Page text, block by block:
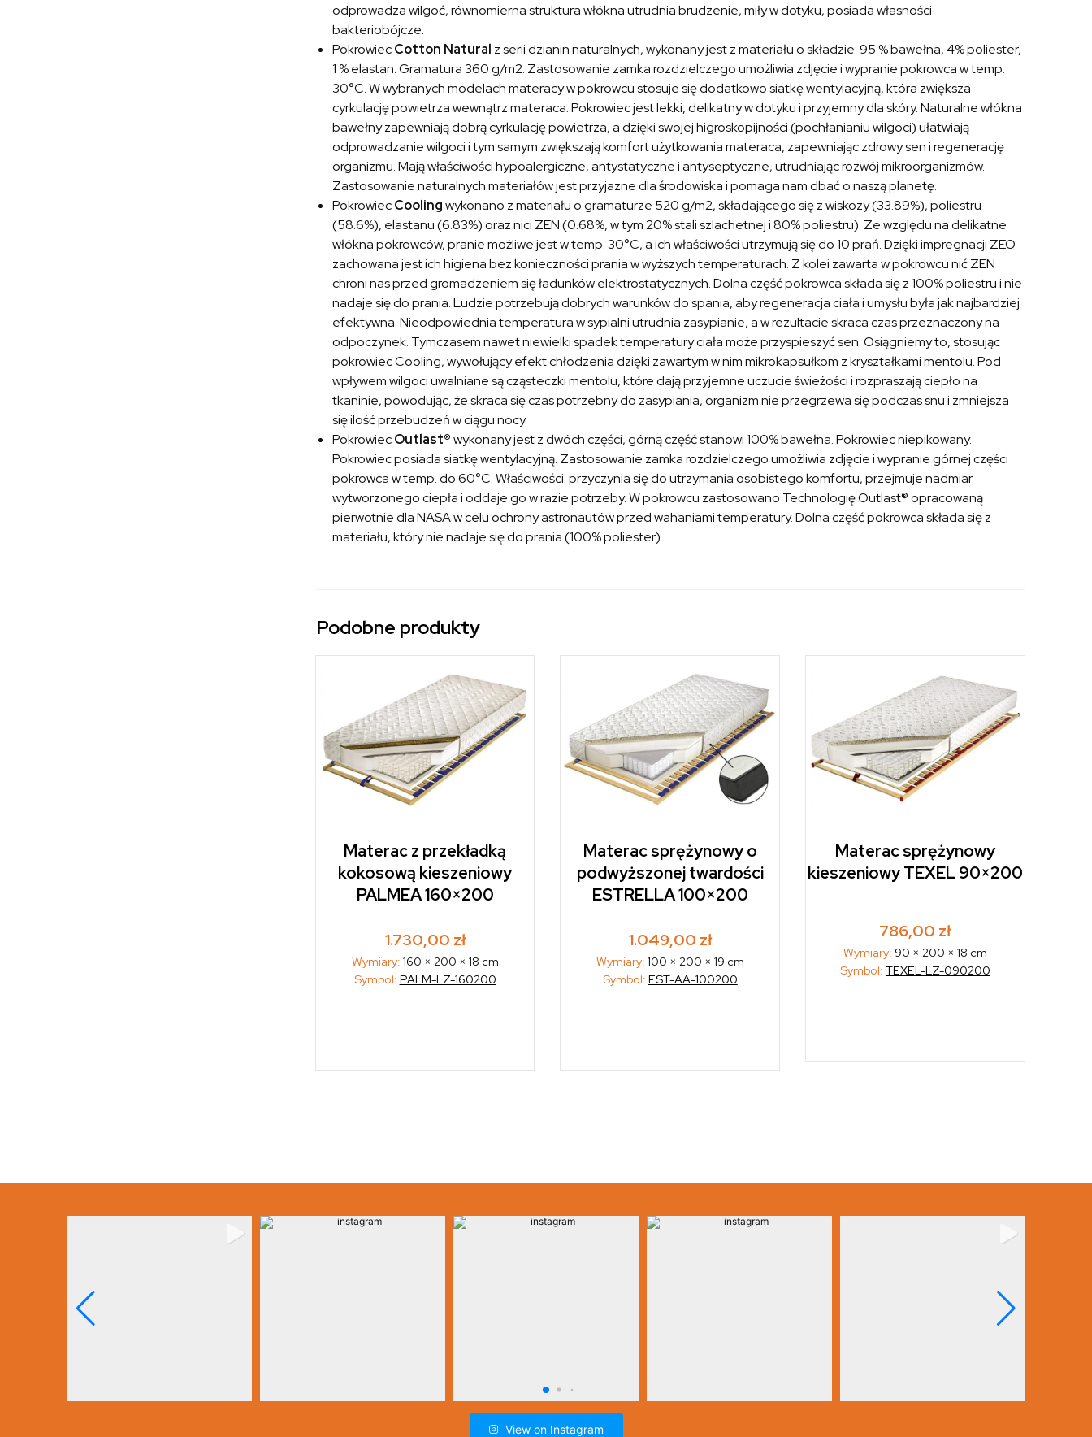
odprowadza wilgoć, równomierna struktura włókna utrudnia brudzenie, miły w dotyku, posiada własności
bakteriobójcze.
PokrowiecCotton Natural z serii dzianin naturalnych, wykonany jest z materiału o składzie: 95 % bawełna, 4% poliester,
1 % elastan. Gramatura 360 g/m2. Zastosowanie zamka rozdzielczego umożliwia zdjęcie i wypranie pokrowca w temp.
30°C. W wybranych modelach materacy w pokrowcu stosuje się dodatkowo siatkę wentylacyjną, która zwiększa
cyrkulację powietrza wewnątrz materaca. Pokrowiec jest lekki, delikatny w dotyku i przyjemny dla skóry. Naturalne włókna
bawełny zapewniają dobrą cyrkulację powietrza, a dzięki swojej higroskopijności (pochłanianiu wilgoci) ułatwiają
odprowadzanie wilgoci i tym samym zwiększają komfort użytkowania materaca, zapewniając zdrowy sen i regenerację
organizmu. Mają właściwości hypoalergiczne, antystatyczne i antyseptyczne, utrudniając rozwój mikroorganizmów.
Zastosowanie naturalnych materiałów jest przyjazne dla środowiska i pomaga nam dbać o naszą planetę.
PokrowiecCoolingwykonano z materiału o gramaturze 520 g/m2, składającego się z wiskozy (33.89%), poliestru
(58.6%), elastanu (6.83%) oraz nici ZEN (0.68%, w tym 20% stali szlachetnej i 80% poliestru). Ze względu na delikatne
włókna pokrowców, pranie możliwe jest w temp. 30°C, a ich właściwości utrzymują się do 10 prań. Dzięki impregnacji ZEO
zachowana jest ich higiena bez konieczności prania w wyższych temperaturach. Z kolei zawarta w pokrowcu nić ZEN
chroni nas przed gromadzeniem się ładunków elektrostatycznych. Dolna część pokrowca składa się z 100% poliestru i nie
nadaje się do prania. Ludzie potrzebują dobrych warunków do spania, aby regeneracja ciała i umysłu była jak najbardziej
efektywna. Nieodpowiednia temperatura w sypialni utrudnia zasypianie, a w rezultacie skraca czas przeznaczony na
odpoczynek. Tymczasem nawet niewielki spadek temperatury ciała może przyspieszyć sen. Osiągniemy to, stosując
pokrowiec Cooling, wywołujący efekt chłodzenia dzięki zawartym w nim mikrokapsułkom z kryształkami mentolu. Pod
wpływem wilgoci uwalniane są cząsteczki mentolu, które dają przyjemne uczucie świeżości i rozpraszają ciepło na
tkaninie, powodując, że skraca się czas potrzebny do zasypiania, organizm nie przegrzewa się podczas snu i zmniejsza
się ilość przebudzeń w ciągu nocy.
PokrowiecOutlast®wykonany jest z dwóch części, górną część stanowi 100% bawełna. Pokrowiec niepikowany.
Pokrowiec posiada siatkę wentylacyjną. Zastosowanie zamka rozdzielczego umożliwia zdjęcie i wypranie górnej części
pokrowca w temp. do 60°C. Właściwości: przyczynia się do utrzymania osobistego komfortu, przejmuje nadmiar
wytworzonego ciepła i oddaje go w razie potrzeby. W pokrowcu zastosowano Technologię Outlast® opracowaną
pierwotnie dla NASA w celu ochrony astronautów przed wahaniami temperatury. Dolna część pokrowca składa się z
materiału, który nie nadaje się do prania (100% poliester).
Podobne produkty
Materac z przekładką
kokosową kieszeniowy
PALMEA 160×200
1.730,00 zł
Wymiary: 160 × 200 × 18 cm
Symbol: PALM-LZ-160200
Materac sprężynowy o
podwyższonej twardości
ESTRELLA 100×200
1.049,00 zł
Wymiary: 100 × 200 × 19 cm
Symbol: EST-AA-100200
Materac sprężynowy
kieszeniowy TEXEL 90×200
786,00 zł
Wymiary: 90 × 200 × 18 cm
Symbol: TEXEL-LZ-090200
View on Instagram